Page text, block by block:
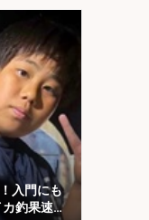
入門にも
釣果速報